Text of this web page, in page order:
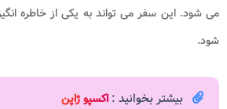
می‌ شود. این سفر می‌ تواند به یکی از خاطره‌
شود.
بیشتر بخوانید : اکسپو ژاپن